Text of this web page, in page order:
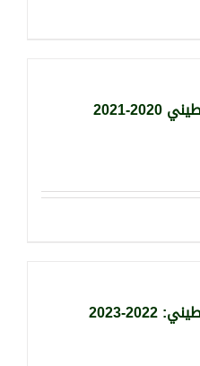
التقرير الاستراتيجي الفلسطيني 2020-2021
التقرير الاستراتيجي الفلسطيني: 2022-2023